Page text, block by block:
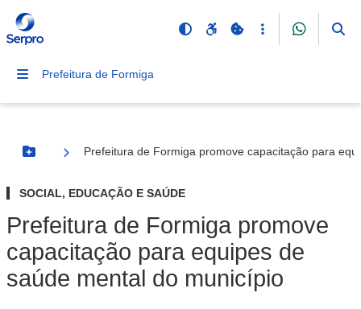
Prefeitura de Formiga
Botão Menu
Prefeitura de Formiga promove capacitação para
SOCIAL, EDUCAÇÃO E SAÚDE
Prefeitura de Formiga promove
capacitação para equipes de
saúde mental do município